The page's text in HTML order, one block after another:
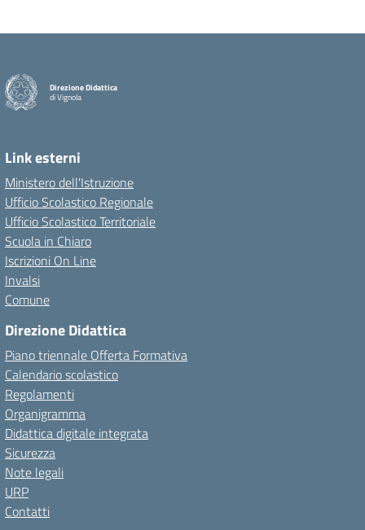
Direzione Didattica
di Vignola
Link esterni
Ministero dell'Istruzione
Ufficio Scolastico Regionale
Ufficio Scolastico Territoriale
Scuola in Chiaro
Iscrizioni On Line
Invalsi
Comune
Direzione Didattica
Piano triennale Offerta Formativa
Calendario scolastico
Regolamenti
Organigramma
Didattica digitale integrata
Sicurezza
Note legali
URP
Contatti